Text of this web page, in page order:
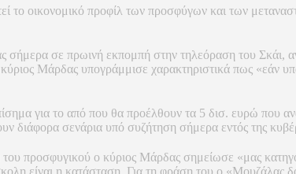
το οικονομικό προφίλ των προσφύγων και των
σε πρωινή εκπομπή στην τηλεόραση του Σκάι,
Μάρδας υπογράμμισε χαρακτηριστικά πως «εάν
για το από που θα προέλθουν τα 5 δισ. ευρώ που
διάφορα σενάρια υπό συζήτηση σήμερα εντός της
του προσφυγικού ο κύριος Μάρδας σημείωσε «μας
είναι η κατάσταση. Για τη φράση του ο